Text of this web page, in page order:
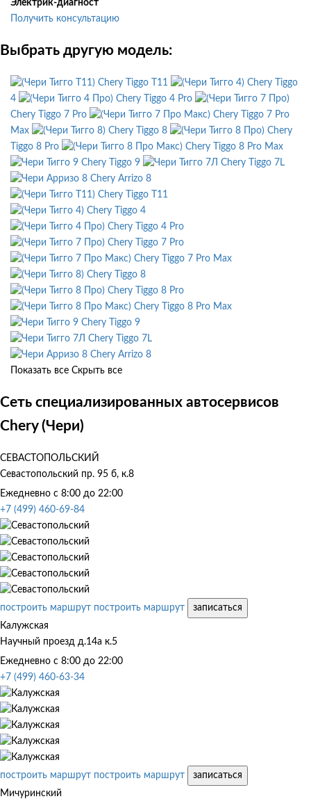
Электрик-диагност
Получить консультацию
Выбрать другую модель:
Chery Tiggo T11
Chery Tiggo
4
Chery Tiggo 4 Pro
Chery Tiggo 7 Pro
Chery Tiggo 7 Pro
Max
Chery Tiggo 8
Chery
Tiggo 8 Pro
Chery Tiggo 8 Pro Max
Chery Tiggo 9
Chery Tiggo 7L
Chery Arrizo 8
Chery Tiggo T11
Chery Tiggo 4
Chery Tiggo 4 Pro
Chery Tiggo 7 Pro
Chery Tiggo 7 Pro Max
Chery Tiggo 8
Chery Tiggo 8 Pro
Chery Tiggo 8 Pro Max
Chery Tiggo 9
Chery Tiggo 7L
Chery Arrizo 8
Показать все Скрыть все
Сеть специализированных автосервисов
Chery (Чери)
СЕВАСТОПОЛЬСКИЙ
Севастопольский пр. 95 б, к.8
Ежедневно с 8:00 до 22:00
+7 (499) 460-69-84
построить маршрут построить маршрут
записаться
Калужская
Научный проезд д.14а к.5
Ежедневно с 8:00 до 22:00
+7 (499) 460-63-34
построить маршрут построить маршрут
записаться
Мичуринский